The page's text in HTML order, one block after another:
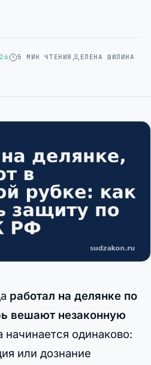
5 МИН ЧТЕНИЯ
ЕЛЕНА ШИЛИНА
работал на делянке по
вешают незаконную
начинается одинаково:
или дознание